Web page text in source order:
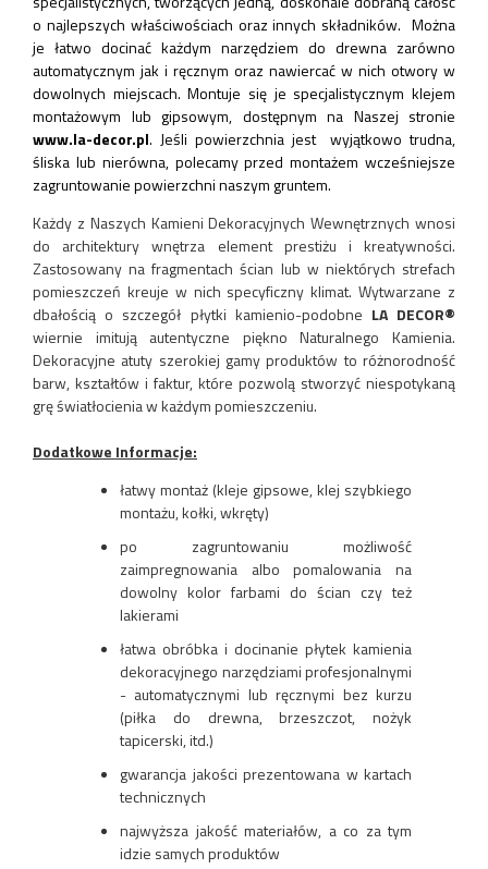
o najlepszych właściwościach oraz innych składników. Można
je łatwo docinać każdym narzędziem do drewna zarówno
automatycznym jak i ręcznym oraz nawiercać w nich otwory w
dowolnych miejscach. Montuje się je specjalistycznym klejem
montażowym lub gipsowym, dostępnym na Naszej stronie
www.la-decor.pl. Jeśli powierzchnia jest wyjątkowo trudna,
śliska lub nierówna, polecamy przed montażem wcześniejsze
zagruntowanie powierzchni naszym gruntem.
Każdy z Naszych Kamieni Dekoracyjnych Wewnętrznych wnosi
do architektury wnętrza element prestiżu i kreatywności.
Zastosowany na fragmentach ścian lub w niektórych strefach
pomieszczeń kreuje w nich specyficzny klimat. Wytwarzane z
dbałością o szczegół płytki kamienio-podobne LA DECOR®
wiernie imitują autentyczne piękno Naturalnego Kamienia.
Dekoracyjne atuty szerokiej gamy produktów to różnorodność
barw, kształtów i faktur, które pozwolą stworzyć niespotykaną
grę światłocienia w każdym pomieszczeniu.
Dodatkowe Informacje:
łatwy montaż (kleje gipsowe, klej szybkiego
montażu, kołki, wkręty)
po zagruntowaniu możliwość
zaimpregnowania albo pomalowania na
dowolny kolor farbami do ścian czy też
lakierami
łatwa obróbka i docinanie płytek kamienia
dekoracyjnego narzędziami profesjonalnymi
- automatycznymi lub ręcznymi bez kurzu
(piłka do drewna, brzeszczot, nożyk
tapicerski, itd.)
gwarancja jakości prezentowana w kartach
technicznych
najwyższa jakość materiałów, a co za tym
idzie samych produktów